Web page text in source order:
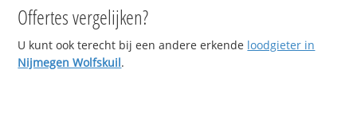
Offertes vergelijken?
U kunt ook terecht bij een andere erkende loodgieter in
Nijmegen Wolfskuil.